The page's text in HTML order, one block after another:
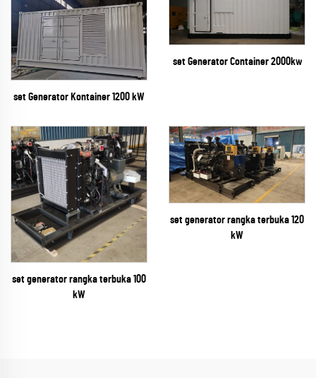
set Generator Kontainer 1200 kW
set Generator Container 2000kw
set generator rangka terbuka 100
kW
set generator rangka terbuka 120
kW